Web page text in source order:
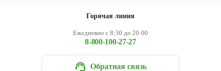
Горячая линия
Ежедневно с 8:30 до 20:00
8-800-100-27-27
Обратная связь